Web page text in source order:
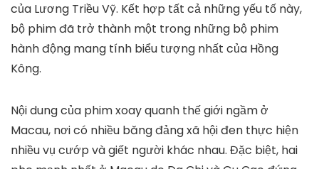
của Lương Triều Vỹ. Kết hợp tất cả những yếu tố này,
bộ phim đã trở thành một trong những bộ phim
hành động mang tính biểu tượng nhất của Hồng
Kông.
Nội dung của phim xoay quanh thế giới ngầm ở
Macau, nơi có nhiều băng đảng xã hội đen thực hiện
nhiều vụ cướp và giết người khác nhau. Đặc biệt, hai